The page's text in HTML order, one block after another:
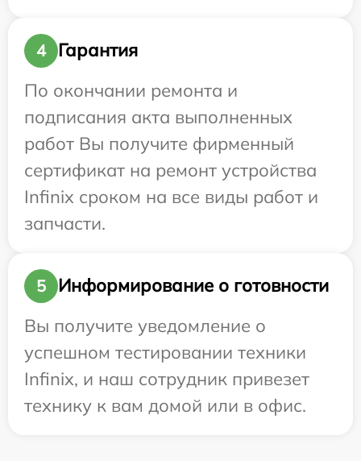
4
Гарантия
По окончании ремонта и
подписания акта выполненных
работ Вы получите фирменный
сертификат на ремонт устройства
Infinix сроком на все виды работ и
запчасти.
5
Информирование о готовности
Вы получите уведомление о
успешном тестировании техники
Infinix, и наш сотрудник привезет
технику к вам домой или в офис.